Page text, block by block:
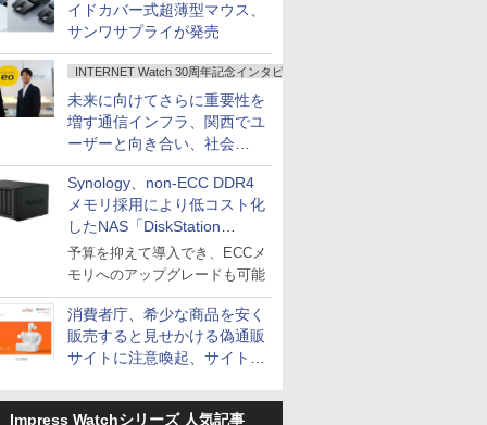
イドカバー式超薄型マウス、
サンワサプライが発売
INTERNET Watch 30周年記念インタビュー
未来に向けてさらに重要性を
増す通信インフラ、関西でユ
ーザーと向き合い、社会
の“あたらしい”を起動し続け
る～オプテージ
Synology、non-ECC DDR4
メモリ採用により低コスト化
したNAS「DiskStation
neo+」シリーズ
予算を抑えて導入でき、ECCメ
モリへのアップグレードも可能
消費者庁、希少な商品を安く
販売すると見せかける偽通販
サイトに注意喚起、サイト名
Impress Watchシリーズ 人気記事